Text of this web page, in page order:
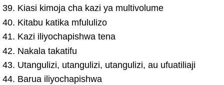
Kiasi kimoja cha kazi ya multivolume
Kitabu katika mfululizo
Kazi iliyochapishwa tena
Nakala takatifu
Utangulizi, utangulizi, utangulizi, au ufuatiliaji
Barua iliyochapishwa